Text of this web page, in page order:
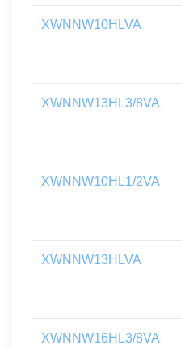
XWNNW10HLVA
XWNNW13HL3/8VA
XWNNW10HL1/2VA
XWNNW13HLVA
XWNNW16HL3/8VA